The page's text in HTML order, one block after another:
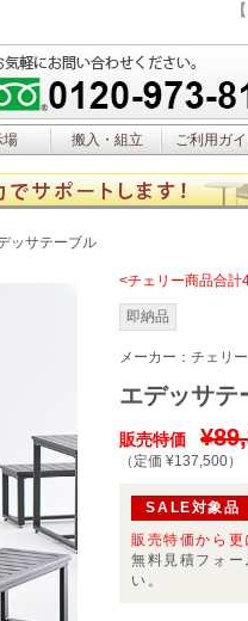
場 搬入・組立 ご利用ガ
ッサテーブル
<チェリー商品合計
即納品
メーカー： チェリー
エデッサテ
販売特価
（定価 ¥137,500）
SALE対象品
販売特価から更
無料見積フォ
い。